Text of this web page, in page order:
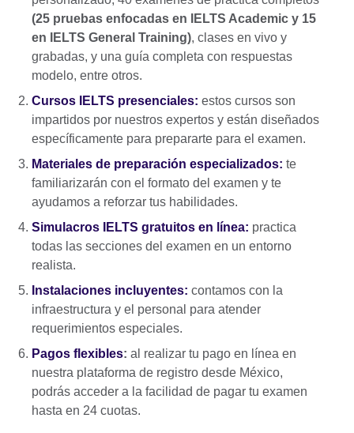
(25 pruebas enfocadas en IELTS Academic y 15
en IELTS General Training), clases en vivo y
grabadas, y una guía completa con respuestas
modelo, entre otros.
Cursos IELTS presenciales: estos cursos son
impartidos por nuestros expertos y están diseñados
específicamente para prepararte para el examen.
Materiales de preparación especializados: te
familiarizarán con el formato del examen y te
ayudamos a reforzar tus habilidades.
Simulacros IELTS gratuitos en línea: practica
todas las secciones del examen en un entorno
realista.
Instalaciones incluyentes: contamos con la
infraestructura y el personal para atender
requerimientos especiales.
Pagos flexibles: al realizar tu pago en línea en
nuestra plataforma de registro desde México,
podrás acceder a la facilidad de pagar tu examen
hasta en 24 cuotas.